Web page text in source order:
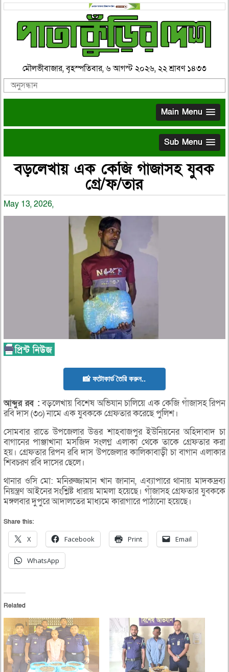
মৌলভীবাজার, বৃহস্পতিবার, ৬ আগস্ট ২০২৬, ২২ শ্রাবণ ১৪৩৩
Main Menu
Sub Menu
বড়লেখায় এক কেজি গাঁজাসহ যুবক
গ্রে/ফ/তার
May 13, 2026,
📸 ফটোকার্ড তৈরি করুন..
আব্দুররব :বড়লেখায় বিশেষ অভিযান চালিয়ে এক কেজি গাঁজাসহ রিপন
রবি দাস (৩০) নামে এক যুবককে গ্রেফতার করেছে পুলিশ।
সোমবার রাতে উপজেলার উত্তর শাহবাজপুর ইউনিয়নের অহিদাবাদ চা
বাগানের পাঞ্জাখানা মসজিদ সংলগ্ন এলাকা থেকে তাকে গ্রেফতার করা
হয়। গ্রেফতার রিপন রবি দাস উপজেলার কালিকাবাড়ী চা বাগান এলাকার
শিবচরণ রবি দাসের ছেলে।
থানার ওসি মো: মনিরুজ্জামান খান জানান, এব্যাপারে থানায় মাদকদ্রব্য
নিয়ন্ত্রণ আইনের সংশ্লিষ্ট ধারায় মামলা হয়েছে। গাঁজাসহ গ্রেফতার যুবককে
মঙ্গলবার দুপুরে আদালতের মাধ্যমে কারাগারে পাঠানো হয়েছে।
Share this:
X Facebook Print Email
WhatsApp
Related